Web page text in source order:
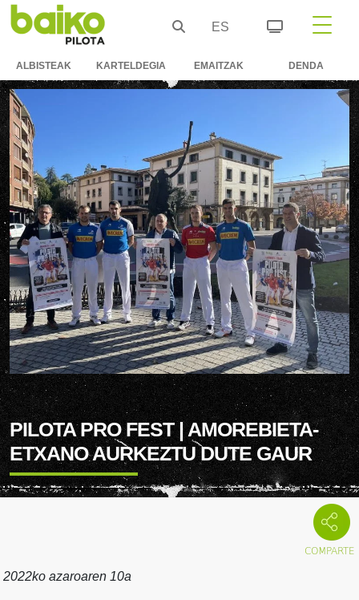
ES
ALBISTEAK KARTELDEGIA EMAITZAK DENDA
PILOTA PRO FEST | AMOREBIETA-
ETXANO AURKEZTU DUTE GAUR
2022ko azaroaren 10a